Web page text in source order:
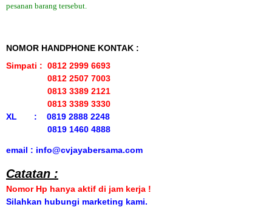
pesanan barang tersebut.
NOMOR HANDPHONE KONTAK :
Simpati : 0812 2999 6693
0812 2507 7003
0813 3389 2121
0813 3389 3330
XL : 0819 2888 2248
0819 1460 4888
email : info@cvjayabersama.com
Catatan :
Nomor Hp hanya aktif di jam kerja !
Silahkan hubungi marketing kami.